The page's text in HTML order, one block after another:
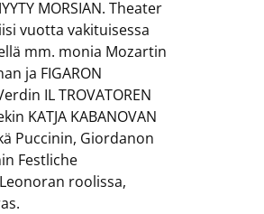
MORSIAN. Theater
vuotta vakituisessa
mm. monia Mozartin
ja FIGARON
IL TROVATOREN
KATJA KABANOVAN
Puccinin, Giordanon
Festliche
roolissa,